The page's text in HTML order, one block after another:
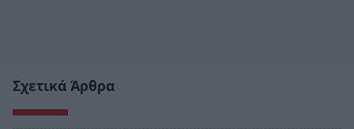
Σχετικά Άρθρα